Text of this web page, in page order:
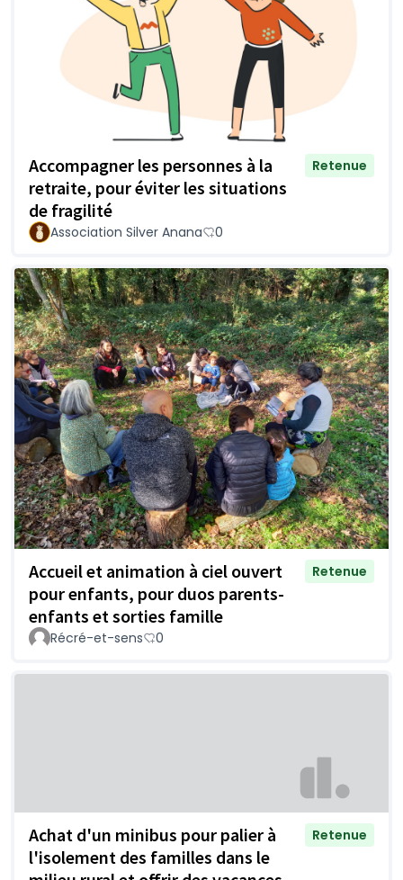
Accompagner les personnes à la
retraite, pour éviter les situations
de fragilité
Retenue
Association Silver Anana 0
Accueil et animation à ciel ouvert
pour enfants, pour duos parents-
enfants et sorties famille
Retenue
Récré-et-sens 0
Achat d'un minibus pour palier à
l'isolement des familles dans le
Retenue